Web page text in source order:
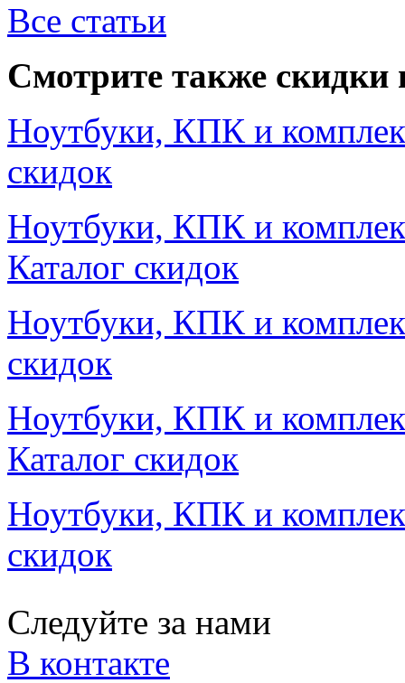
Все статьи
Смотрите также скидки
Ноутбуки, КПК и
скидок
Ноутбуки, КПК и
Каталог скидок
Ноутбуки, КПК и
скидок
Ноутбуки, КПК и
Каталог скидок
Ноутбуки, КПК и
скидок
Следуйте за нами
В контакте